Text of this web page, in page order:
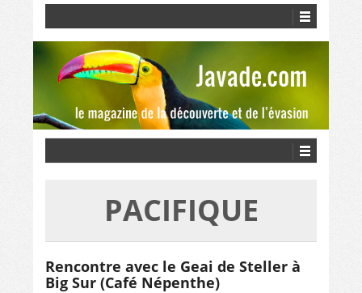
PACIFIQUE
Rencontre avec le Geai de Steller à
Big Sur (Café Népenthe)